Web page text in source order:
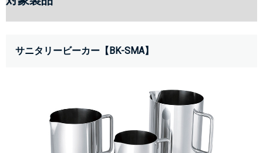
サニタリービーカー【BK-SMA】